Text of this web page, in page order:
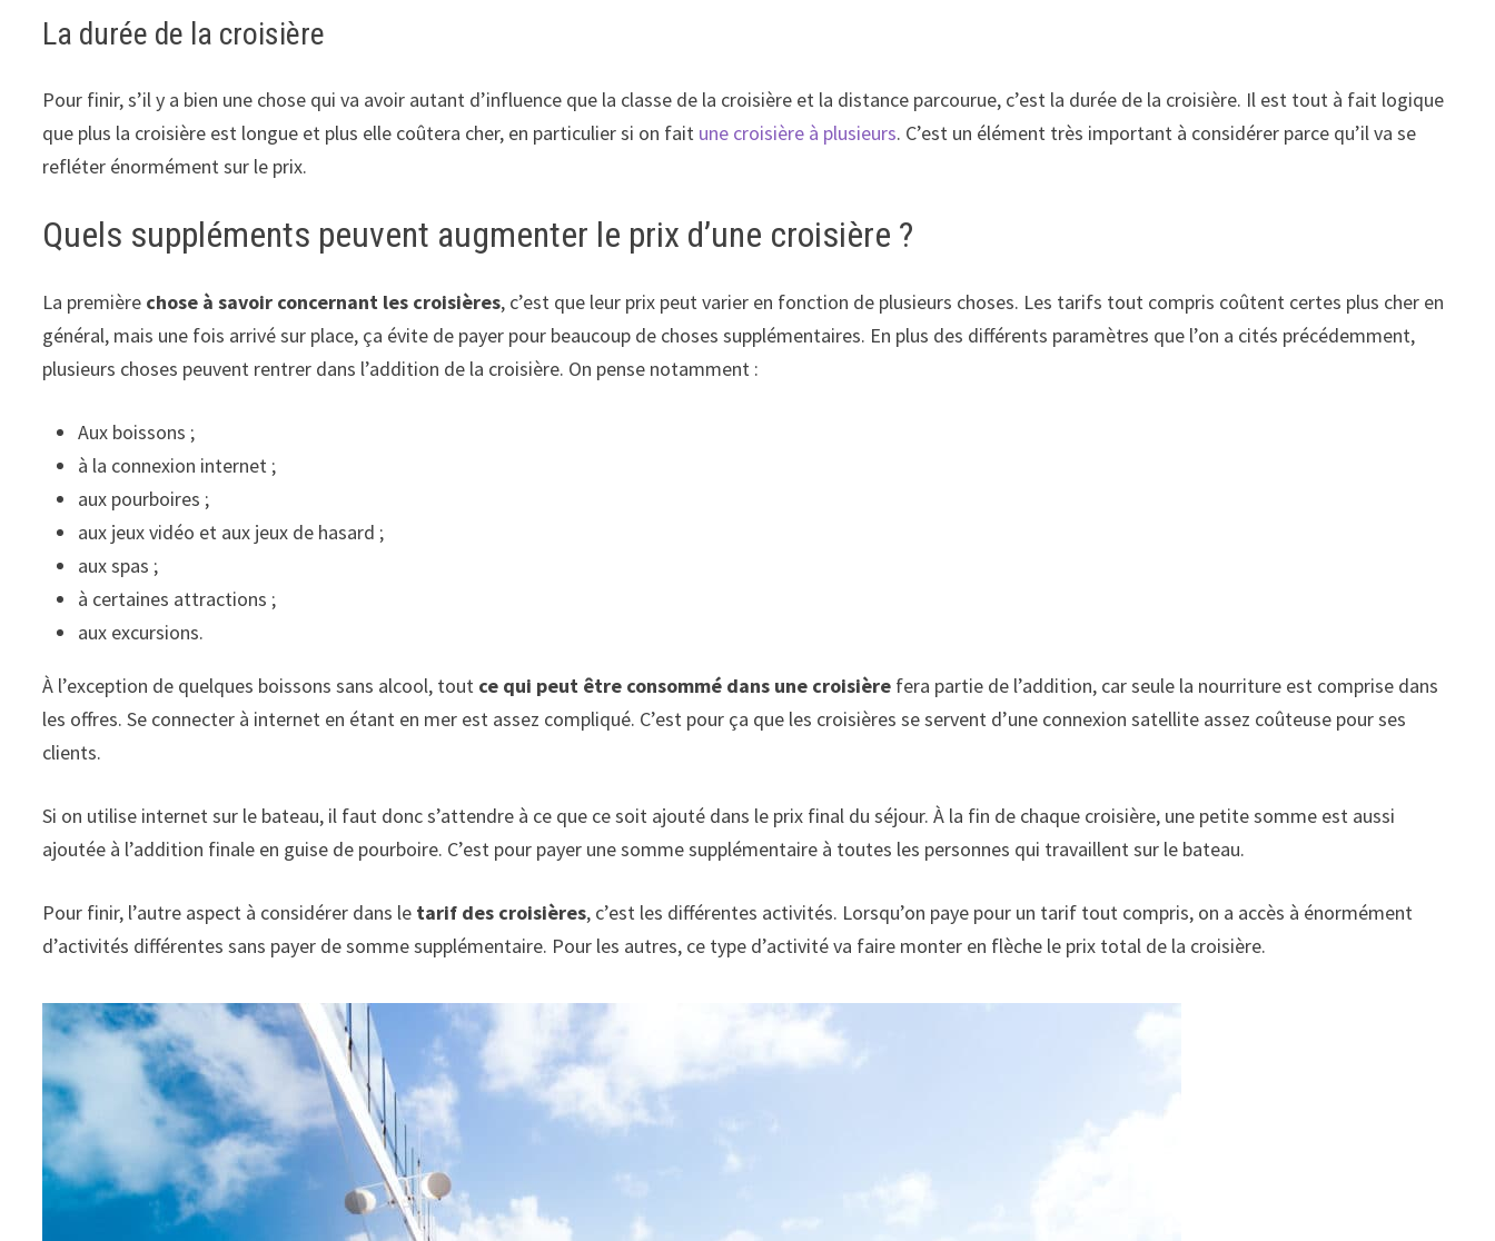
La durée de la croisière
Pour finir, s’il y a bien une chose qui va avoir autant d’influence que la classe de la croisière et la distance parcourue, c’est la durée de la croisière. Il est tout à fait logique
que plus la croisière est longue et plus elle coûtera cher, en particulier si on fait une croisière à plusieurs. C’est un élément très important à considérer parce qu’il va se
refléter énormément sur le prix.
Quels suppléments peuvent augmenter le prix d’une croisière ?
La première chose à savoir concernant les croisières, c’est que leur prix peut varier en fonction de plusieurs choses. Les tarifs tout compris coûtent certes plus cher en
général, mais une fois arrivé sur place, ça évite de payer pour beaucoup de choses supplémentaires. En plus des différents paramètres que l’on a cités précédemment,
plusieurs choses peuvent rentrer dans l’addition de la croisière. On pense notamment :
Aux boissons ;
à la connexion internet ;
aux pourboires ;
aux jeux vidéo et aux jeux de hasard ;
aux spas ;
à certaines attractions ;
aux excursions.
À l’exception de quelques boissons sans alcool, tout ce qui peut être consommé dans une croisière fera partie de l’addition, car seule la nourriture est comprise dans
les offres. Se connecter à internet en étant en mer est assez compliqué. C’est pour ça que les croisières se servent d’une connexion satellite assez coûteuse pour ses
clients.
Si on utilise internet sur le bateau, il faut donc s’attendre à ce que ce soit ajouté dans le prix final du séjour. À la fin de chaque croisière, une petite somme est aussi
ajoutée à l’addition finale en guise de pourboire. C’est pour payer une somme supplémentaire à toutes les personnes qui travaillent sur le bateau.
Pour finir, l’autre aspect à considérer dans le tarif des croisières, c’est les différentes activités. Lorsqu’on paye pour un tarif tout compris, on a accès à énormément
d’activités différentes sans payer de somme supplémentaire. Pour les autres, ce type d’activité va faire monter en flèche le prix total de la croisière.